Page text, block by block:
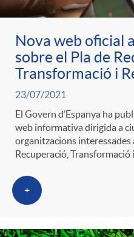
g
o
r
i
a
s
Nova web oficial
sobre el Pla de
Transformació i
23/07/2021
El Govern d’Espanya ha
web informativa dirigida a
organitzacions interessades
Recuperació, Transformació
+